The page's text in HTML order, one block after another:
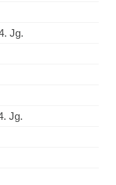
Jg.
Jg.